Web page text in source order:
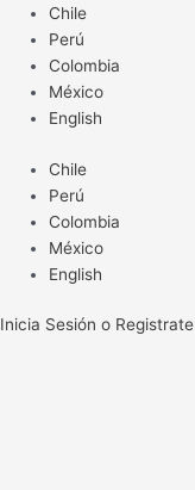
contenido
Chile
Perú
Colombia
México
English
Chile
Perú
Colombia
México
English
Inicia Sesión o Registrate